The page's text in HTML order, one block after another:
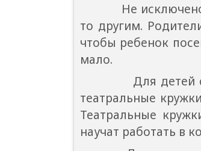
Не исключено,
то другим.
чтобы ребенок
мало.
Для детей с
театральные
Театральные
научат работать в